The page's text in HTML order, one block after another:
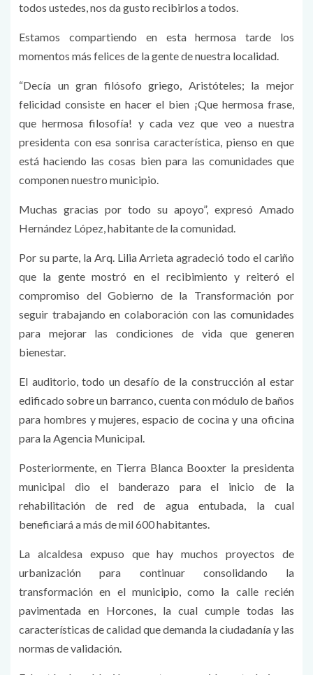
todos ustedes, nos da gusto recibirlos a todos.
Estamos compartiendo en esta hermosa tarde los
momentos más felices de la gente de nuestra localidad.
“Decía un gran filósofo griego, Aristóteles; la mejor
felicidad consiste en hacer el bien ¡Que hermosa frase,
que hermosa filosofía! y cada vez que veo a nuestra
presidenta con esa sonrisa característica, pienso en que
está haciendo las cosas bien para las comunidades que
componen nuestro municipio.
Muchas gracias por todo su apoyo”, expresó Amado
Hernández López, habitante de la comunidad.
Por su parte, la Arq. Lilia Arrieta agradeció todo el cariño
que la gente mostró en el recibimiento y reiteró el
compromiso del Gobierno de la Transformación por
seguir trabajando en colaboración con las comunidades
para mejorar las condiciones de vida que generen
bienestar.
El auditorio, todo un desafío de la construcción al estar
edificado sobre un barranco, cuenta con módulo de baños
para hombres y mujeres, espacio de cocina y una oficina
para la Agencia Municipal.
Posteriormente, en Tierra Blanca Booxter la presidenta
municipal dio el banderazo para el inicio de la
rehabilitación de red de agua entubada, la cual
beneficiará a más de mil 600 habitantes.
La alcaldesa expuso que hay muchos proyectos de
urbanización para continuar consolidando la
transformación en el municipio, como la calle recién
pavimentada en Horcones, la cual cumple todas las
características de calidad que demanda la ciudadanía y las
normas de validación.